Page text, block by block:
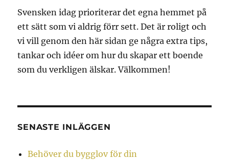
Svensken idag prioriterar det egna hemmet på
ett sätt som vi aldrig förr sett. Det är roligt och
vi vill genom den här sidan ge några extra tips,
tankar och idéer om hur du skapar ett boende
som du verkligen älskar. Välkommen!
SENASTE INLÄGGEN
Behöver du bygglov för din